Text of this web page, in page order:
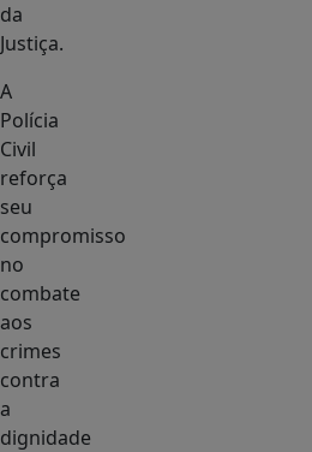
da
Justiça.
A
Polícia
Civil
reforça
seu
compromisso
no
combate
aos
crimes
contra
a
dignidade